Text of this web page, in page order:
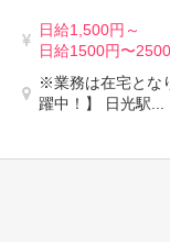
日給1,500円～
日給1500円〜
※業務は在宅とな
躍中！】 日光駅...